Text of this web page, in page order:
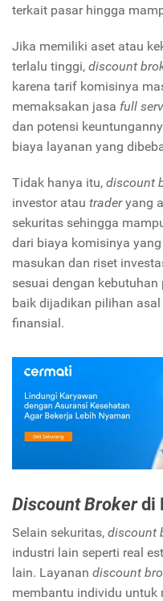
terkait pasar hingga
Jika memiliki aset atau
terlalu tinggi, discount
karena tarif komisinya
memaksakan jasa full
dan potensi
biaya layanan yang
Tidak hanya itu, discount
investor atau traderyang
sekuritas sehingga
dari biaya komisinya
masukan dan riset
sesuai dengan kebutuhan
baik dijadikan pilihan
finansial.
Discount Brokerdi
Selain sekuritas, discount
industri lain seperti real
lain. Layanan discount
membantu individu untuk